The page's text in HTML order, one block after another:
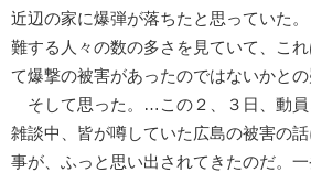
近辺の家に爆弾が落ちたと思っていた
難する人々の数の多さを見ていて、こ
て爆撃の被害があったのではないかとの
そして思った。…この２、３日、動員
雑談中、皆が噂していた広島の被害の
事が、ふっと思い出されてきたのだ。